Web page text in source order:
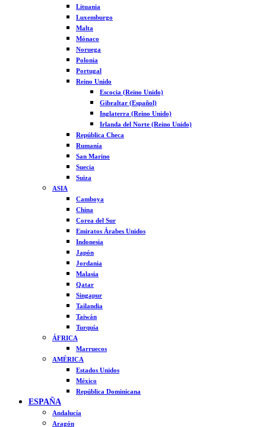
Lituania
Luxemburgo
Malta
Mónaco
Noruega
Polonia
Portugal
Reino Unido
Escocia (Reino Unido)
Gibraltar (Español)
Inglaterra (Reino Unido)
Irlanda del Norte (Reino Unido)
República Checa
Rumanía
San Marino
Suecia
Suiza
ASIA
Camboya
China
Corea del Sur
Emiratos Árabes Unidos
Indonesia
Japón
Jordania
Malasia
Qatar
Singapur
Tailandia
Taiwán
Turquía
ÁFRICA
Marruecos
AMÉRICA
Estados Unidos
México
República Dominicana
ESPAÑA
Andalucía
Aragón